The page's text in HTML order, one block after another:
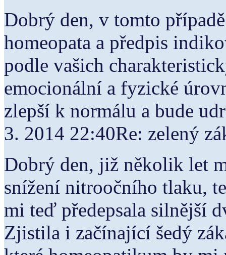
Dobrý den, v tomto
homeopata a předpis
podle vašich
emocionální a fyzické
zlepší k normálu a bude
3. 2014 22:40Re: zelený
Dobrý den, již několik let
snížení nitroočního tlaku,
mi teď předepsala silnější
Zjistila i začínající šedý